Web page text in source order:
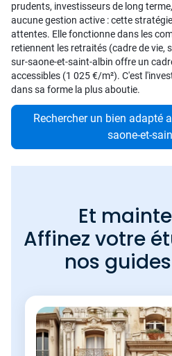
prudents, investisseurs de long
aucune gestion active : cette
attentes. Elle fonctionne dans les
retiennent les retraités (cadre de vie,
sur-saone-et-saint-albin offre un
accessibles (1 025 €/m²). C'est
dans sa forme la plus aboutie.
Rechercher un bien adapté
saone-et-
Et
Affinez votre
nos